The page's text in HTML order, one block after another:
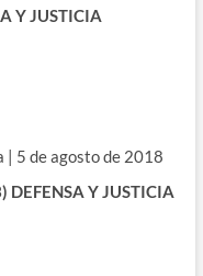
Y JUSTICIA
| 5 de agosto de 2018
DEFENSA Y JUSTICIA